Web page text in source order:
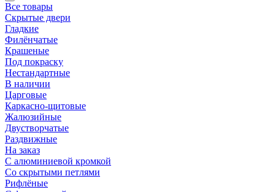
Все товары
Скрытые двери
Гладкие
Филёнчатые
Крашеные
Под покраску
Нестандартные
В наличии
Царговые
Каркасно-щитовые
Жалюзийные
Двустворчатые
Раздвижные
На заказ
С алюминиевой кромкой
Со скрытыми петлями
Рифлёные